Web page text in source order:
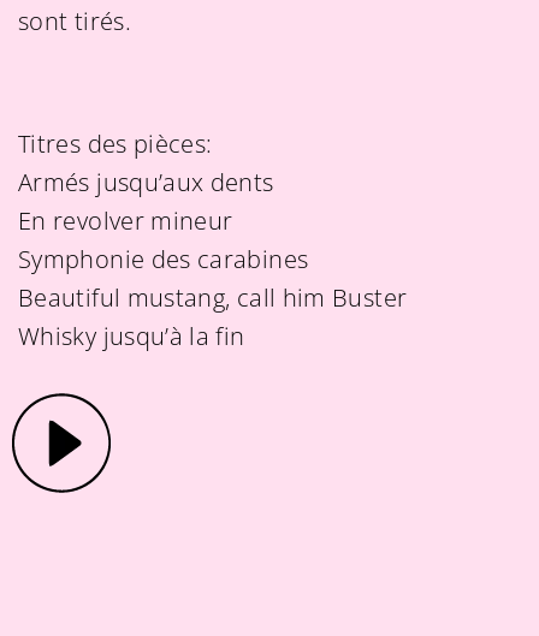
sont tirés.
Titres des pièces:
Armés jusqu’aux dents
En revolver mineur
Symphonie des carabines
Beautiful mustang, call him Buster
Whisky jusqu’à la fin